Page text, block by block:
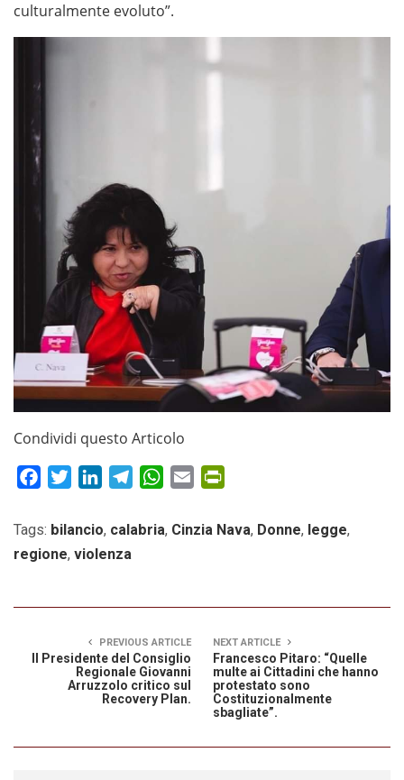
culturalmente evoluto”.
Condividi questo Articolo
FacebookTwitterLinkedInTelegramWhatsApp
Email
Tags: bilancio, calabria, Cinzia Nava, Donne, legge,
regione, violenza
PREVIOUS ARTICLE
Il Presidente del Consiglio
Regionale Giovanni
Arruzzolo critico sul
Recovery Plan.
NEXT ARTICLE
Francesco Pitaro: “Quelle
multe ai Cittadini che hanno
protestato sono
Costituzionalmente
sbagliate”.